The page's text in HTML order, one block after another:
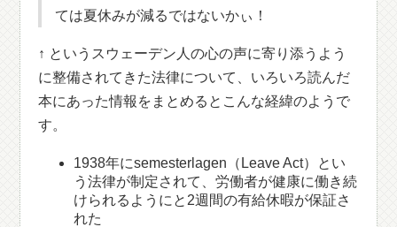
ては夏休みが減るではないかぃ！
↑ というスウェーデン人の心の声に寄り添うよう
に整備されてきた法律について、いろいろ読んだ
本にあった情報をまとめるとこんな経緯のようで
す。
1938年にsemesterlagen（Leave Act）とい
う法律が制定されて、労働者が健康に働き続
けられるようにと2週間の有給休暇が保証さ
れた